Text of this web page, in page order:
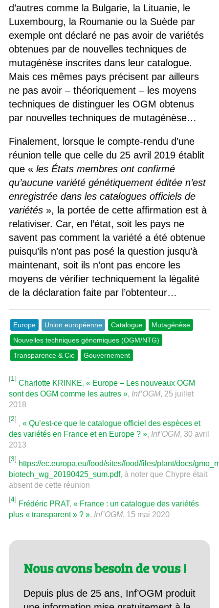
d’autres comme la Bulgarie, la Lituanie, le
Luxembourg, la Roumanie ou la Suède par
exemple ont déclaré ne pas avoir de variétés
obtenues par de nouvelles techniques de
mutagénèse inscrites dans leur catalogue.
Mais ces mêmes pays précisent par ailleurs
ne pas avoir – théoriquement – les moyens
techniques de distinguer les OGM obtenus
par nouvelles techniques de mutagénèse…
Finalement, lorsque le compte-rendu d’une
réunion telle que celle du 25 avril 2019 établit
que « les États membres ont confirmé
qu’aucune variété génétiquement éditée n’est
enregistrée dans les catalogues officiels de
variétés», la portée de cette affirmation est à
relativiser. Car, en l’état, soit les pays ne
savent pas comment la variété a été obtenue
puisqu’ils n’ont pas posé la question jusqu’à
maintenant, soit ils n’ont pas encore les
moyens de vérifier techniquement la légalité
de la déclaration faite par l’obtenteur…
Europe Union européenne Catalogue
Mutagénèse
Nouvelles techniques génomiques (OGM/NTG)
Transparence & Cie
Gouvernement
[1]
Charlotte KRINKE, « Europe – Les nouveaux OGM
sont des OGM comme les autres », Inf’OGM, 25 juillet
2018
[2]
, « Qu’est-ce que le catalogue officiel des espèces et
des variétés en France et en Europe ? », Inf’OGM, 30 avril
2013
[3]
https://ec.europa.eu/food/sites/food/files/plant/docs/
biotech_wg_20190425_sum.pdf, à noter que Chypre était
absent de cette réunion
[4]
Frédéric PRAT, « France : un catalogue des variétés
plus « transparent » ? », Inf’OGM, 15 mai 2020
Nous avons besoin de vous !
Depuis plus de 25 ans, Inf’OGM produit